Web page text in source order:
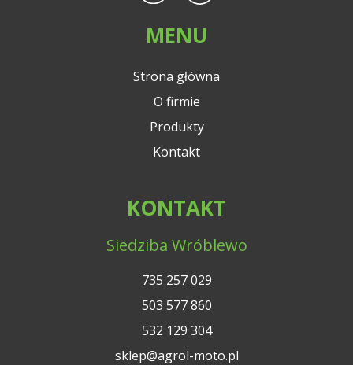
MENU
Strona główna
O firmie
Produkty
Kontakt
KONTAKT
Siedziba Wróblewo
735 257 029
503 577 860
532 129 304
sklep@agrol-moto.pl